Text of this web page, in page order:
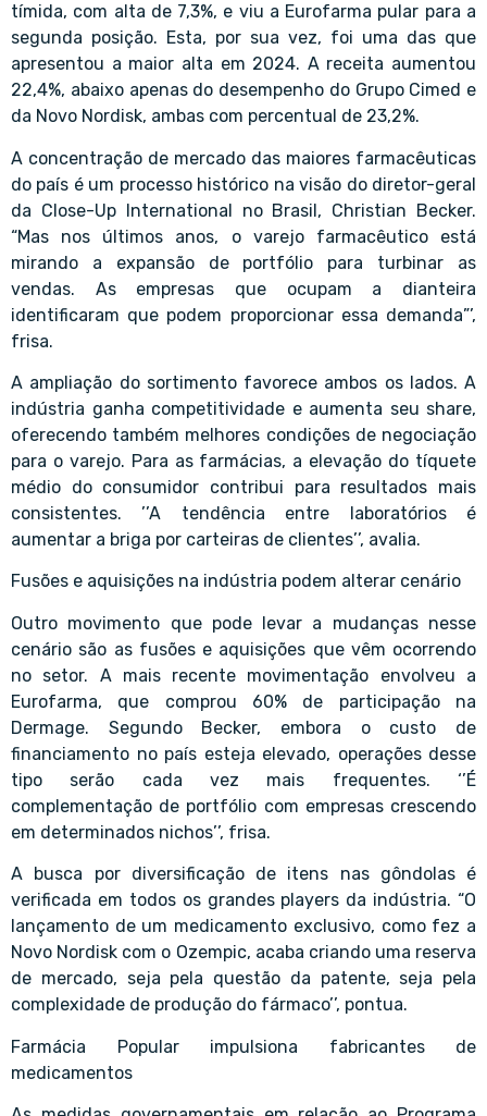
tímida, com alta de 7,3%, e viu a Eurofarma pular para a
segunda posição. Esta, por sua vez, foi uma das que
apresentou a maior alta em 2024. A receita aumentou
22,4%, abaixo apenas do desempenho do Grupo Cimed e
da Novo Nordisk, ambas com percentual de 23,2%.
A concentração de mercado das maiores farmacêuticas
do país é um processo histórico na visão do diretor-geral
da Close-Up International no Brasil, Christian Becker.
“Mas nos últimos anos, o varejo farmacêutico está
mirando a expansão de portfólio para turbinar as
vendas. As empresas que ocupam a dianteira
identificaram que podem proporcionar essa demanda”’,
frisa.
A ampliação do sortimento favorece ambos os lados. A
indústria ganha competitividade e aumenta seu share,
oferecendo também melhores condições de negociação
para o varejo. Para as farmácias, a elevação do tíquete
médio do consumidor contribui para resultados mais
consistentes. ’’A tendência entre laboratórios é
aumentar a briga por carteiras de clientes’’, avalia.
Fusões e aquisições na indústria podem alterar cenário
Outro movimento que pode levar a mudanças nesse
cenário são as fusões e aquisições que vêm ocorrendo
no setor. A mais recente movimentação envolveu a
Eurofarma, que comprou 60% de participação na
Dermage. Segundo Becker, embora o custo de
financiamento no país esteja elevado, operações desse
tipo serão cada vez mais frequentes. ‘’É
complementação de portfólio com empresas crescendo
em determinados nichos’’, frisa.
A busca por diversificação de itens nas gôndolas é
verificada em todos os grandes players da indústria. “O
lançamento de um medicamento exclusivo, como fez a
Novo Nordisk com o Ozempic, acaba criando uma reserva
de mercado, seja pela questão da patente, seja pela
complexidade de produção do fármaco’’, pontua.
Farmácia Popular impulsiona fabricantes de
medicamentos